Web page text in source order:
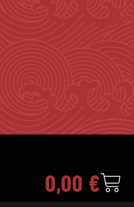
0,00 €